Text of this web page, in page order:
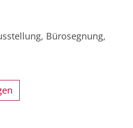
Bürosegnung,